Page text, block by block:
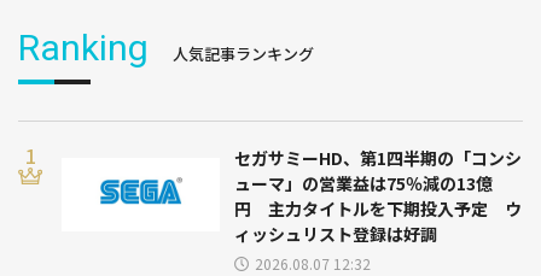
Ranking 人気記事ランキング
セガサミーHD、第1四半期の「コンシ
ューマ」の営業益は75％減の13億
円 主力タイトルを下期投入予定 ウ
ィッシュリスト登録は好調
2026.08.07 12:32